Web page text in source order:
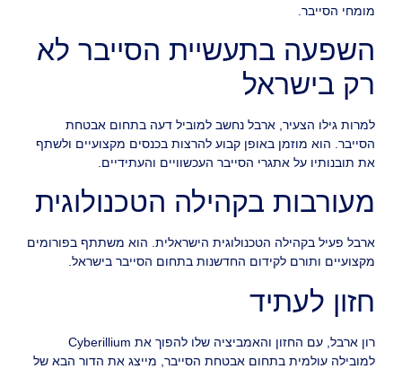
מומחי הסייבר.
השפעה בתעשיית הסייבר לא
רק בישראל
למרות גילו הצעיר, ארבל נחשב למוביל דעה בתחום אבטחת
הסייבר. הוא מוזמן באופן קבוע להרצות בכנסים מקצועיים ולשתף
את תובנותיו על אתגרי הסייבר העכשוויים והעתידיים.
מעורבות בקהילה הטכנולוגית
ארבל פעיל בקהילה הטכנולוגית הישראלית. הוא משתתף בפורומים
מקצועיים ותורם לקידום החדשנות בתחום הסייבר בישראל.
חזון לעתיד
רון ארבל, עם החזון והאמביציה שלו להפוך את Cyberillium
למובילה עולמית בתחום אבטחת הסייבר, מייצג את הדור הבא של